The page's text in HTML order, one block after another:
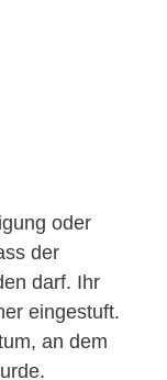
oder
der
darf. Ihr
eingestuft.
an dem